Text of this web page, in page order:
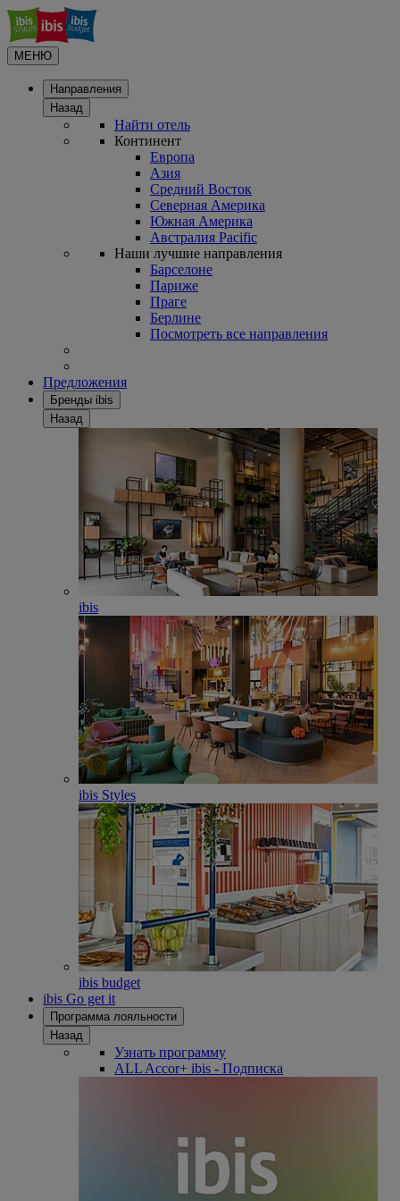
МЕНЮ
Направления
Назад
Найти отель
Континент
Европа
Азия
Средний Восток
Северная Америка
Южная Америка
Австралия Pacific
Наши лучшие направления
Барселоне
Париже
Праге
Берлине
Посмотреть все направления
Предложения
Бренды ibis
Назад
ibis
ibis Styles
ibis budget
ibis Go get it
Программа лояльности
Назад
Узнать программу
ALL Accor+ ibis - Подписка